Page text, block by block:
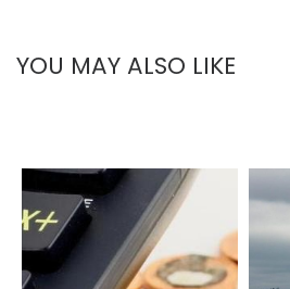
YOU MAY ALSO LIKE